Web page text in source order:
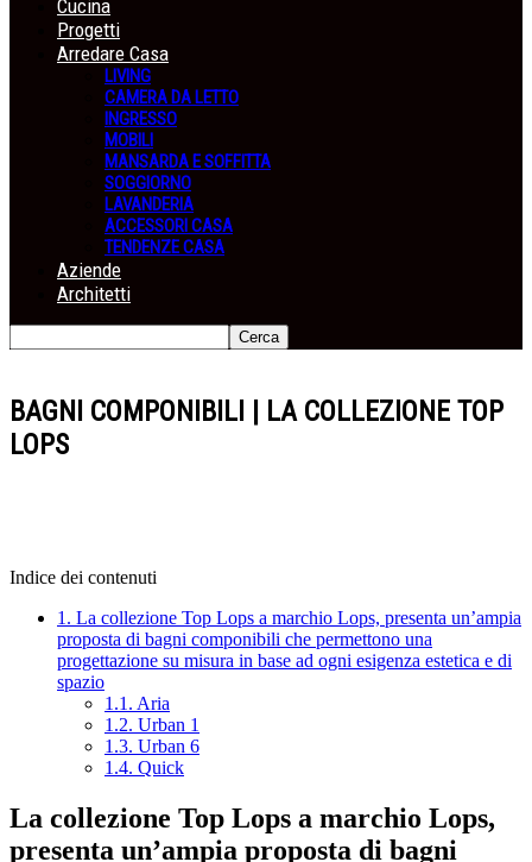
Cucina
Progetti
Arredare Casa
LIVING
CAMERA DA LETTO
INGRESSO
MOBILI
MANSARDA E SOFFITTA
SOGGIORNO
LAVANDERIA
ACCESSORI CASA
TENDENZE CASA
Aziende
Architetti
BAGNI COMPONIBILI | LA COLLEZIONE TOP
LOPS
Indice dei contenuti
1. La collezione Top Lops a marchio Lops, presenta un’ampia
proposta di bagni componibili che permettono una
progettazione su misura in base ad ogni esigenza estetica e di
spazio
1.1. Aria
1.2. Urban 1
1.3. Urban 6
1.4. Quick
La collezione Top Lops a marchio Lops,
presenta un’ampia proposta di bagni